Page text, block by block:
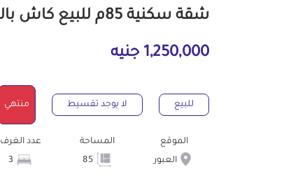
شقة سكنية 85م للبيع كاش بالعبور القليوبية
1,250,000 جنيه
للبيع لا يوجد تقسيط منتهي
الموقع
العبور
المساحة
85
عدد الغرف